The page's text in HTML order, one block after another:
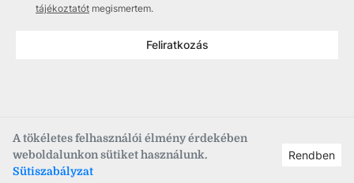
A tökéletes felhasználói élmény érdekében
weboldalunkon sütiket használunk.
Sütiszabályzat
Rendben
tájékoztatót megismertem.
Feliratkozás
Copyright © 2021–2026 Fehérvár Médiacentrum, fmc.hu